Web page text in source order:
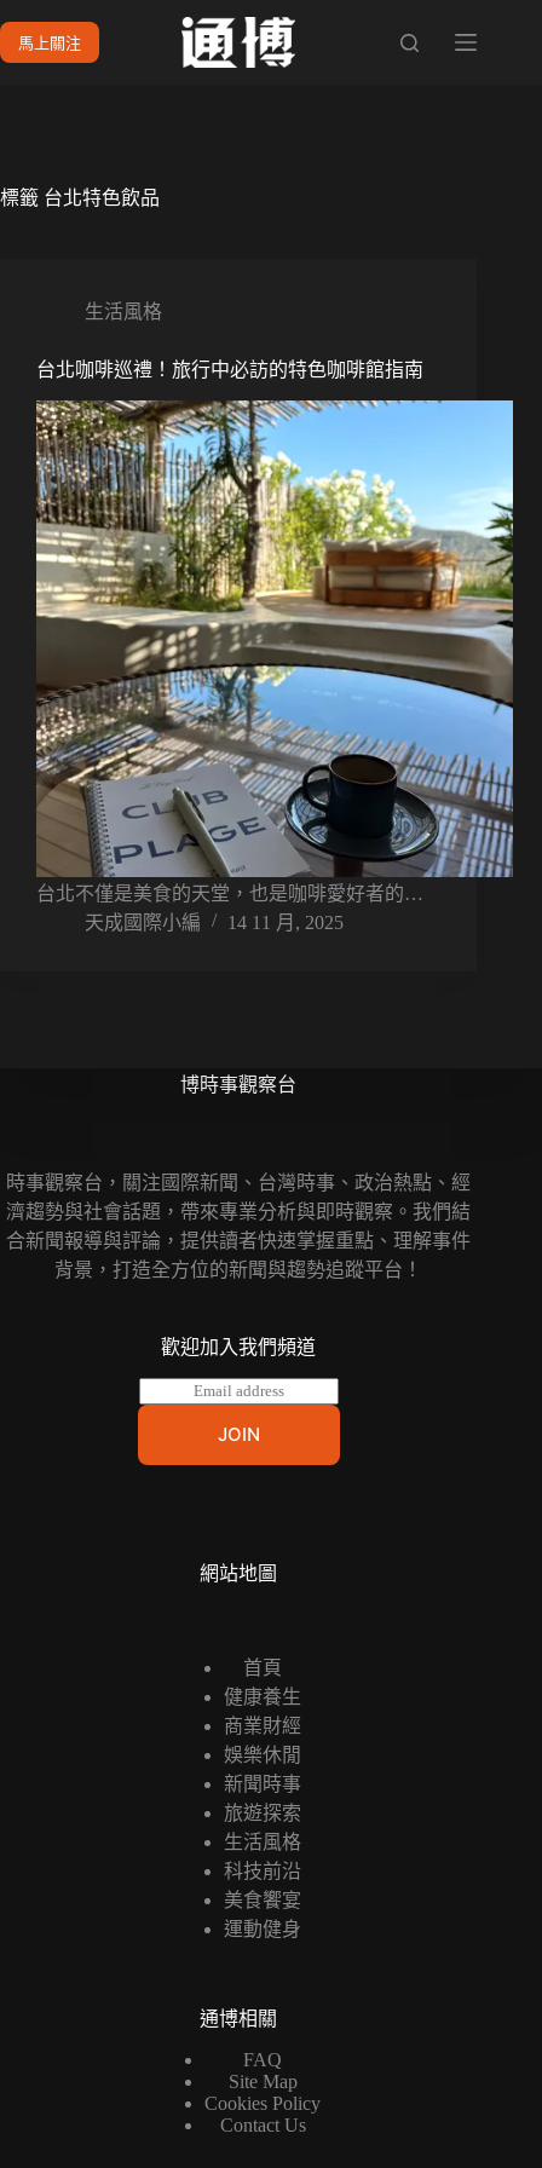
馬上關注
標籤 台北特色飲品
生活風格
台北咖啡巡禮！旅行中必訪的特色咖啡館指南
台北不僅是美食的天堂，也是咖啡愛好者的…
天成國際小編
14 11 月, 2025
博時事觀察台
時事觀察台，關注國際新聞、台灣時事、政治熱點、經
濟趨勢與社會話題，帶來專業分析與即時觀察。我們結
合新聞報導與評論，提供讀者快速掌握重點、理解事件
背景，打造全方位的新聞與趨勢追蹤平台！
歡迎加入我們頻道
m
l
JOIN
網站地圖
首頁
健康養生
商業財經
娛樂休閒
新聞時事
旅遊探索
生活風格
科技前沿
美食饗宴
運動健身
通博相關
FAQ
Site Map
Cookies Policy
Contact Us